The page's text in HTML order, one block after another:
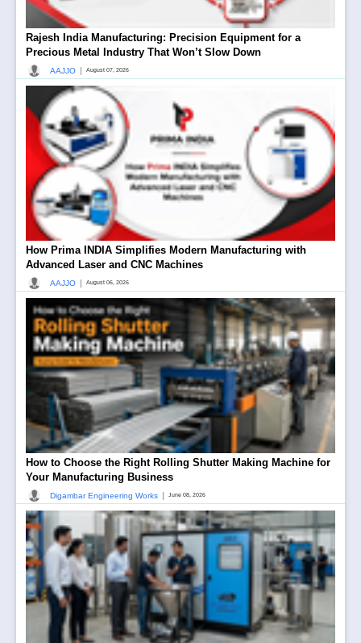
Rajesh India Manufacturing: Precision Equipment for a
Precious Metal Industry That Won’t Slow Down
AAJJO | August 07, 2026
How Prima INDIA Simplifies Modern Manufacturing with
Advanced Laser and CNC Machines
AAJJO | August 06, 2026
How to Choose the Right Rolling Shutter Making Machine for
Your Manufacturing Business
Digambar Engineering Works | June 08, 2026